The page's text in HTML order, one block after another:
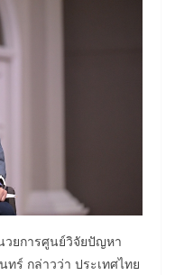
วยการศูนย์วิจัยปัญหา
ร์ กล่าวว่า ประเทศไทย